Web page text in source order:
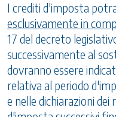
I crediti d'imposta
esclusivamente in
17 del decreto
successivamente al
dovranno essere
relativa al periodo
e nelle dichiarazioni dei